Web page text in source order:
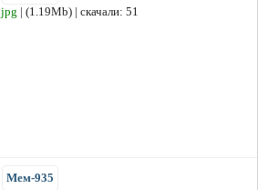
jpg | (1.19Mb) | скачали: 51
Мем-935